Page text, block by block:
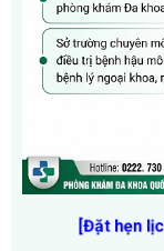
[Đặt hẹn